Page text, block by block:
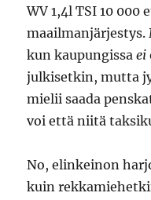
WV 1,4l TSI 10 000
kun kaupungissaei
julkisetkin, mutta
mielii saada
voi että niitä
No, elinkeinon
kuin